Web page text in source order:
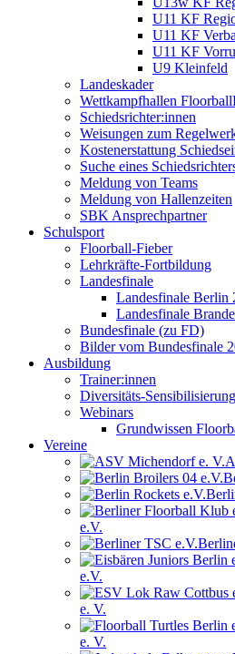
U11 KF
U11 KF
U11 KF
U9 Kleinfeld
Landeskader
Wettkampfhallen
Schiedsrichter:innen
Weisungen zum
Kostenerstattung
Suche eines
Meldung von Teams
Meldung von Hallenzeiten
SBK Ansprechpartner
Schulsport
Floorball-Fieber
Lehrkräfte-Fortbildung
Landesfinale
Landesfinale Berlin
Landesfinale
Bundesfinale (zu FD)
Bilder vom Bundesfinale
Ausbildung
Trainer:innen
Diversitäts-Sensibilisierung
Webinars
Grundwissen
Vereine
e.V.
e.V.
e. V.
e. V.